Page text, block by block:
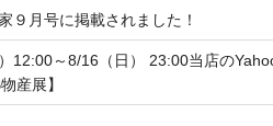
９月号に掲載されました！
12:00～8/16（日） 23:00当店の
産展】